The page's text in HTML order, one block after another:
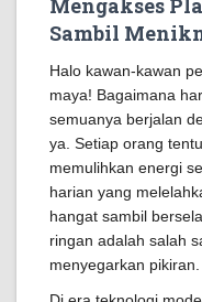
Mengakses
Sambil
Halo kawan-kawan
maya! Bagaimana
semuanya berjalan
ya. Setiap orang
memulihkan energi
harian yang
hangat sambil
ringan adalah salah
menyegarkan pikiran.